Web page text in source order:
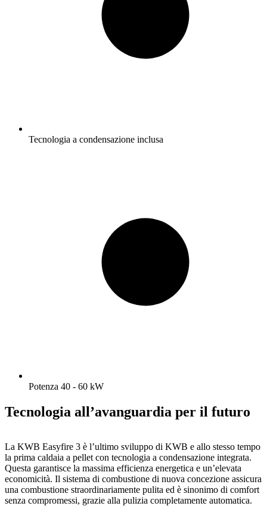
Tecnologia a condensazione inclusa
Potenza 40 - 60 kW
Tecnologia all’avanguardia per il futuro
La KWB Easyfire 3 è l’ultimo sviluppo di KWB e allo stesso tempo
la prima caldaia a pellet con tecnologia a condensazione integrata.
Questa garantisce la massima efficienza energetica e un’elevata
economicità. Il sistema di combustione di nuova concezione assicura
una combustione straordinariamente pulita ed è sinonimo di comfort
senza compromessi, grazie alla pulizia completamente automatica.